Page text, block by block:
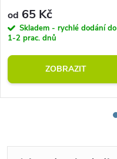
od 65 Kč
Skladem - rychlé dodání do
1-2 prac. dnů
ZOBRAZIT